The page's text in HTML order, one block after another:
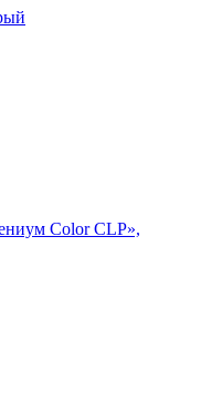
Color CLP»,